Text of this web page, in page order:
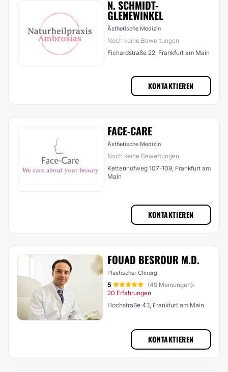
N. SCHMIDT-
GLENEWINKEL
Ästhetische Medizin
Noch keine Bewertungen
Fichardstraße 22, Frankfurt am Main
KONTAKTIEREN
FACE-CARE
Ästhetische Medizin
Noch keine Bewertungen
Kettenhofweg 107-109, Frankfurt am
Main
KONTAKTIEREN
FOUAD BESROUR M.D.
Plastischer Chirurg
5 (49 Meinungen)·
20 Erfahrungen
Hochstraße 43, Frankfurt am Main
KONTAKTIEREN